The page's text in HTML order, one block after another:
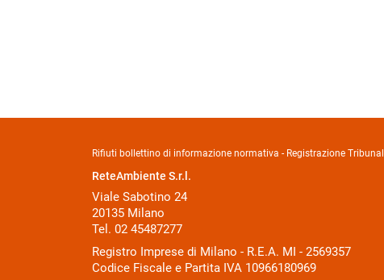
Rifiuti bollettino di informazione normativa - Registrazione
ReteAmbiente S.r.l.
Viale Sabotino 24
20135 Milano
Tel. 02 45487277
Registro Imprese di Milano - R.E.A. MI - 2569357
Codice Fiscale e Partita IVA 10966180969